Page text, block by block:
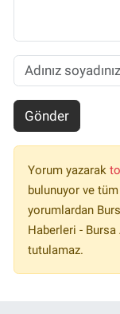
Gönder
Yorum yazarak
bulunuyor ve
yorumlardan
Haberleri -
tutulamaz.